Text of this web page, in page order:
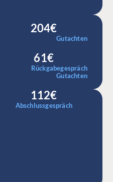
204€
Gutachten
61€
Rückgabegespräch
Gutachten
112€
Abschlussgespräch